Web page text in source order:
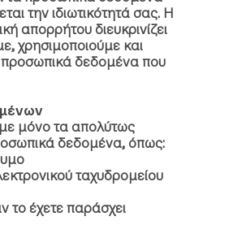
την ιδιωτικότητά σας. Η
απορρήτου διευκρινίζει
χρησιμοποιούμε και
προσωπικά δεδομένα που
μόνο τα απολύτως
δεδομένα, όπως:
ταχυδρομείου
το έχετε παράσχει